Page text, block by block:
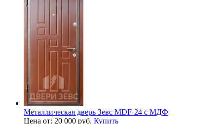
Металлическая дверь Зевс MDF-24 с МДФ
Цена от: 20 000 руб. Купить